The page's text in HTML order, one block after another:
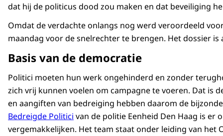
dat hij de politicus dood zou maken en dat beveiliging
Omdat de verdachte onlangs nog werd veroordeeld
maandag voor de snelrechter te brengen. Het dossier is
Basis van de democratie
Politici moeten hun werk ongehinderd en zonder
zich vrij kunnen voelen om campagne te voeren. Dat is
en aangiften van bedreiging hebben daarom de
Bedreigde Politici van de politie Eenheid Den Haag is
vergemakkelijken. Het team staat onder leiding van